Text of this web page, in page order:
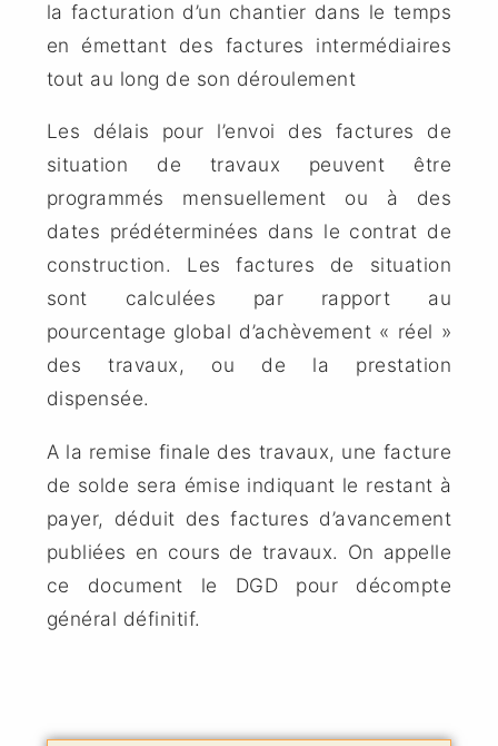
la facturation d’un chantier dans le temps
en émettant des factures intermédiaires
tout au long de son déroulement
Les délais pour l’envoi des factures de
situation de travaux peuvent être
programmés mensuellement ou à des
dates prédéterminées dans le contrat de
construction. Les factures de situation
sont calculées par rapport au
pourcentage global d’achèvement « réel »
des travaux, ou de la prestation
dispensée.
A la remise finale des travaux, une facture
de solde sera émise indiquant le restant à
payer, déduit des factures d’avancement
publiées en cours de travaux. On appelle
ce document le DGD pour décompte
général définitif.